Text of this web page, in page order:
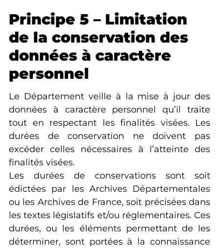
Principe 5 – Limitation
de la conservation des
données à caractère
personnel
Le Département veille à la mise à jour des
données à caractère personnel qu’il traite
tout en respectant les finalités visées. Les
durées de conservation ne doivent pas
excéder celles nécessaires à l’atteinte des
finalités visées.
Les durées de conservations sont soit
édictées par les Archives Départementales
ou les Archives de France, soit précisées dans
les textes législatifs et/ou réglementaires. Ces
durées, ou les éléments permettant de les
déterminer, sont portées à la connaissance